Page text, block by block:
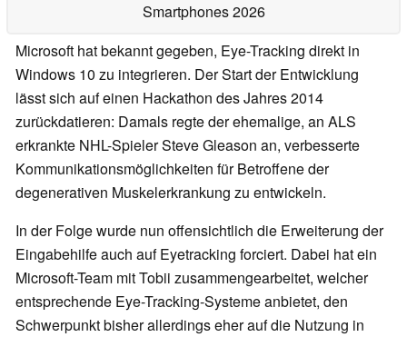
Smartphones 2026
Microsoft hat bekannt gegeben, Eye-Tracking direkt in
Windows 10 zu integrieren. Der Start der Entwicklung
lässt sich auf einen Hackathon des Jahres 2014
zurückdatieren: Damals regte der ehemalige, an ALS
erkrankte NHL-Spieler Steve Gleason an, verbesserte
Kommunikationsmöglichkeiten für Betroffene der
degenerativen Muskelerkrankung zu entwickeln.
In der Folge wurde nun offensichtlich die Erweiterung der
Eingabehilfe auch auf Eyetracking forciert. Dabei hat ein
Microsoft-Team mit Tobii zusammengearbeitet, welcher
entsprechende Eye-Tracking-Systeme anbietet, den
Schwerpunkt bisher allerdings eher auf die Nutzung in